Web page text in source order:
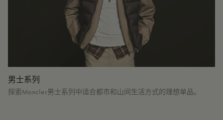
男士系列
探索Moncler男士系列中适合都市和山间生活方式的理想单品。